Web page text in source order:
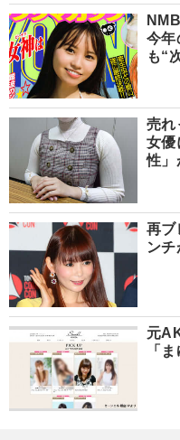
今年
も“
売れ
女
性」
再
ン
元
「